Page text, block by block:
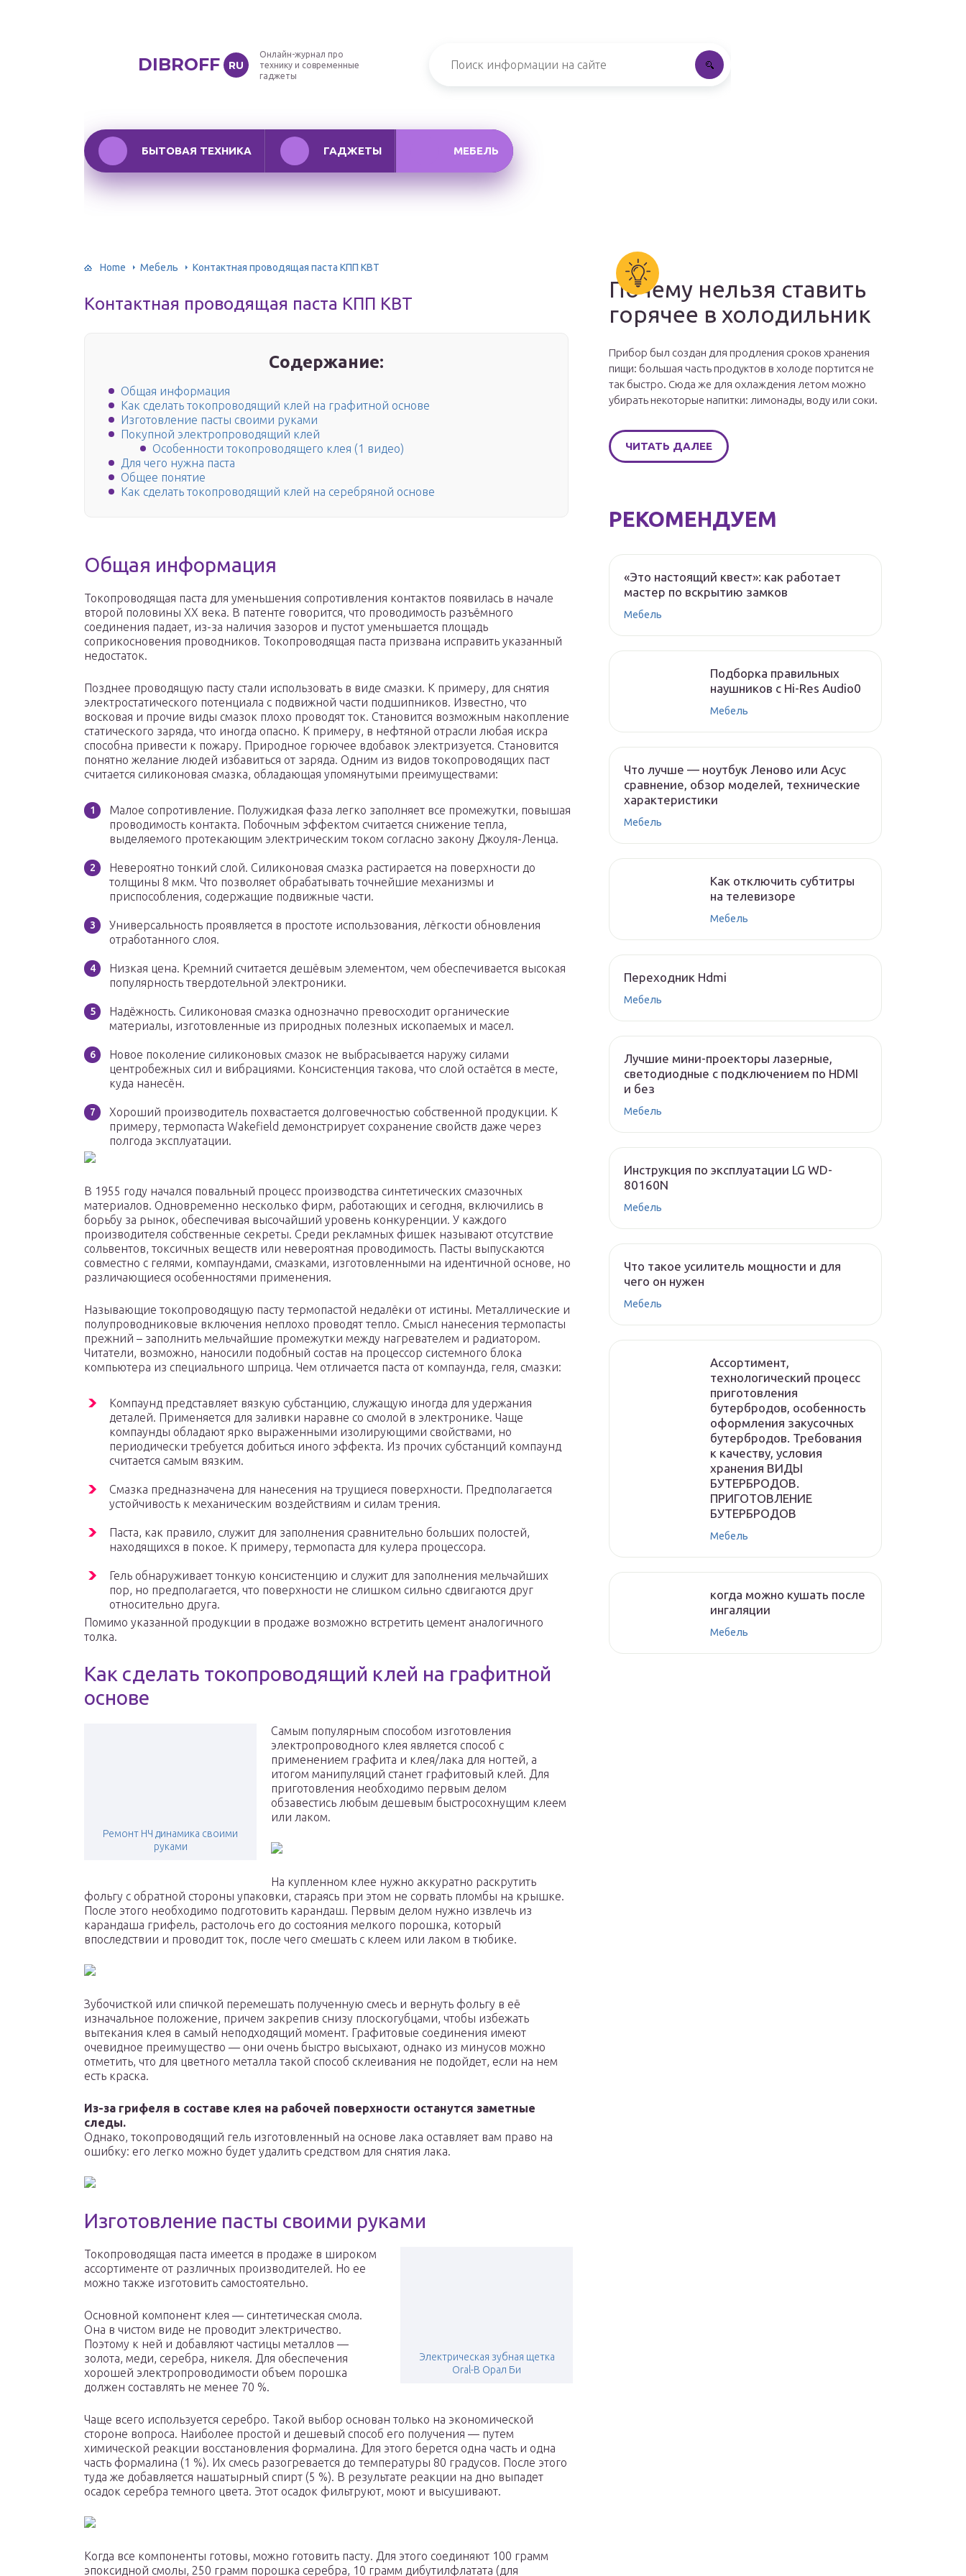
DIBROFF RU
Онлайн-журнал про
технику и современные
гаджеты
БЫТОВАЯ ТЕХНИКА ГАДЖЕТЫ МЕБЕЛЬ
Home Мебель Контактная проводящая паста КПП КВТ
Контактная проводящая паста КПП КВТ
Содержание:
Общая информация
Как сделать токопроводящий клей на графитной основе
Изготовление пасты своими руками
Покупной электропроводящий клей
Особенности токопроводящего клея (1 видео)
Для чего нужна паста
Общее понятие
Как сделать токопроводящий клей на серебряной основе
Общая информация
Токопроводящая паста для уменьшения сопротивления контактов появилась в начале
второй половины XX века. В патенте говорится, что проводимость разъёмного
соединения падает, из-за наличия зазоров и пустот уменьшается площадь
соприкосновения проводников. Токопроводящая паста призвана исправить указанный
недостаток.
Позднее проводящую пасту стали использовать в виде смазки. К примеру, для снятия
электростатического потенциала с подвижной части подшипников. Известно, что
восковая и прочие виды смазок плохо проводят ток. Становится возможным накопление
статического заряда, что иногда опасно. К примеру, в нефтяной отрасли любая искра
способна привести к пожару. Природное горючее вдобавок электризуется. Становится
понятно желание людей избавиться от заряда. Одним из видов токопроводящих паст
считается силиконовая смазка, обладающая упомянутыми преимуществами:
Малое сопротивление. Полужидкая фаза легко заполняет все промежутки, повышая
проводимость контакта. Побочным эффектом считается снижение тепла,
выделяемого протекающим электрическим током согласно закону Джоуля-Ленца.
Невероятно тонкий слой. Силиконовая смазка растирается на поверхности до
толщины 8 мкм. Что позволяет обрабатывать точнейшие механизмы и
приспособления, содержащие подвижные части.
Универсальность проявляется в простоте использования, лёгкости обновления
отработанного слоя.
Низкая цена. Кремний считается дешёвым элементом, чем обеспечивается высокая
популярность твердотельной электроники.
Надёжность. Силиконовая смазка однозначно превосходит органические
материалы, изготовленные из природных полезных ископаемых и масел.
Новое поколение силиконовых смазок не выбрасывается наружу силами
центробежных сил и вибрациями. Консистенция такова, что слой остаётся в месте,
куда нанесён.
Хороший производитель похвастается долговечностью собственной продукции. К
примеру, термопаста Wakefield демонстрирует сохранение свойств даже через
полгода эксплуатации.
В 1955 году начался повальный процесс производства синтетических смазочных
материалов. Одновременно несколько фирм, работающих и сегодня, включились в
борьбу за рынок, обеспечивая высочайший уровень конкуренции. У каждого
производителя собственные секреты. Среди рекламных фишек называют отсутствие
сольвентов, токсичных веществ или невероятная проводимость. Пасты выпускаются
совместно с гелями, компаундами, смазками, изготовленными на идентичной основе, но
различающиеся особенностями применения.
Называющие токопроводящую пасту термопастой недалёки от истины. Металлические и
полупроводниковые включения неплохо проводят тепло. Смысл нанесения термопасты
прежний – заполнить мельчайшие промежутки между нагревателем и радиатором.
Читатели, возможно, наносили подобный состав на процессор системного блока
компьютера из специального шприца. Чем отличается паста от компаунда, геля, смазки:
Компаунд представляет вязкую субстанцию, служащую иногда для удержания
деталей. Применяется для заливки наравне со смолой в электронике. Чаще
компаунды обладают ярко выраженными изолирующими свойствами, но
периодически требуется добиться иного эффекта. Из прочих субстанций компаунд
считается самым вязким.
Смазка предназначена для нанесения на трущиеся поверхности. Предполагается
устойчивость к механическим воздействиям и силам трения.
Паста, как правило, служит для заполнения сравнительно больших полостей,
находящихся в покое. К примеру, термопаста для кулера процессора.
Гель обнаруживает тонкую консистенцию и служит для заполнения мельчайших
пор, но предполагается, что поверхности не слишком сильно сдвигаются друг
относительно друга.
Помимо указанной продукции в продаже возможно встретить цемент аналогичного
толка.
Как сделать токопроводящий клей на графитной
основе
Ремонт НЧ динамика своими
руками
Самым популярным способом изготовления
электропроводного клея является способ с
применением графита и клея/лака для ногтей, а
итогом манипуляций станет графитовый клей. Для
приготовления необходимо первым делом
обзавестись любым дешевым быстросохнущим клеем
или лаком.
На купленном клее нужно аккуратно раскрутить
фольгу с обратной стороны упаковки, стараясь при этом не сорвать пломбы на крышке.
После этого необходимо подготовить карандаш. Первым делом нужно извлечь из
карандаша грифель, растолочь его до состояния мелкого порошка, который
впоследствии и проводит ток, после чего смешать с клеем или лаком в тюбике.
Зубочисткой или спичкой перемешать полученную смесь и вернуть фольгу в её
изначальное положение, причем закрепив снизу плоскогубцами, чтобы избежать
вытекания клея в самый неподходящий момент. Графитовые соединения имеют
очевидное преимущество — они очень быстро высыхают, однако из минусов можно
отметить, что для цветного металла такой способ склеивания не подойдет, если на нем
есть краска.
Из-за грифеля в составе клея на рабочей поверхности останутся заметные
следы.
Однако, токопроводящий гель изготовленный на основе лака оставляет вам право на
ошибку: его легко можно будет удалить средством для снятия лака.
Изготовление пасты своими руками
Электрическая зубная щетка
Oral-B Орал Би
Токопроводящая паста имеется в продаже в широком
ассортименте от различных производителей. Но ее
можно также изготовить самостоятельно.
Основной компонент клея — синтетическая смола.
Она в чистом виде не проводит электричество.
Поэтому к ней и добавляют частицы металлов —
золота, меди, серебра, никеля. Для обеспечения
хорошей электропроводимости объем порошка
должен составлять не менее 70 %.
Чаще всего используется серебро. Такой выбор основан только на экономической
стороне вопроса. Наиболее простой и дешевый способ его получения — путем
химической реакции восстановления формалина. Для этого берется одна часть и одна
часть формалина (1 %). Их смесь разогревается до температуры 80 градусов. После этого
туда же добавляется нашатырный спирт (5 %). В результате реакции на дно выпадет
осадок серебра темного цвета. Этот осадок фильтруют, моют и высушивают.
Когда все компоненты готовы, можно готовить пасту. Для этого соединяют 100 грамм
эпоксидной смолы, 250 грамм порошка серебра, 10 грамм дибутилфлатата (для
Почему нельзя ставить
горячее в холодильник
Прибор был создан для продления сроков хранения
пищи: большая часть продуктов в холоде портится не
так быстро. Сюда же для охлаждения летом можно
убирать некоторые напитки: лимонады, воду или соки.
ЧИТАТЬ ДАЛЕЕ
РЕКОМЕНДУЕМ
«Это настоящий квест»: как работает
мастер по вскрытию замков
Мебель
Подборка правильных
наушников с Hi-Res Audio0
Мебель
Что лучше — ноутбук Леново или Асус
сравнение, обзор моделей, технические
характеристики
Мебель
Как отключить субтитры
на телевизоре
Мебель
Переходник Hdmi
Мебель
Лучшие мини-проекторы лазерные,
светодиодные с подключением по HDMI
и без
Мебель
Инструкция по эксплуатации LG WD-
80160N
Мебель
Что такое усилитель мощности и для
чего он нужен
Мебель
Ассортимент,
технологический процесс
приготовления
бутербродов, особенность
оформления закусочных
бутербродов. Требования
к качеству, условия
хранения ВИДЫ
БУТЕРБРОДОВ.
ПРИГОТОВЛЕНИЕ
БУТЕРБРОДОВ
Мебель
когда можно кушать после
ингаляции
Мебель